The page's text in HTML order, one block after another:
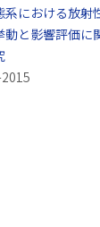
系における放射
動と影響評価に